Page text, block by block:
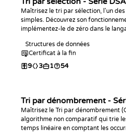
Maîtrisez le tri par sélection, l'un
simples. Découvrez son
implémentez-le de zéro dans le
programmation.
Structures de données
Certificat à la fin
9 3 1 54
Tri par dénombrement -
Maîtrisez le Tri par dénombrement
algorithme non comparatif qui trie
temps linéaire en comptant les